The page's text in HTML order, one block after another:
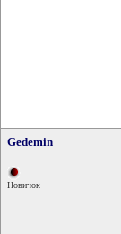
Gedemin
Новичок